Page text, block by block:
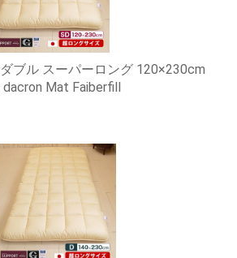
ブル スーパーロング 120×230cm
Mat Faiberfill